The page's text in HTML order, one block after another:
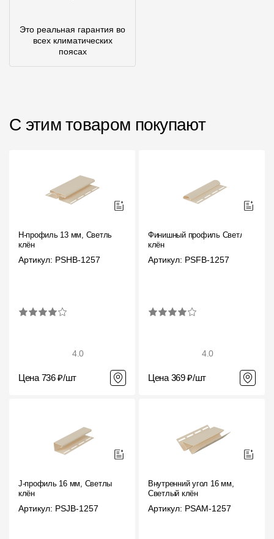
Это реальная гарантия во
всех климатических
поясах
С этим товаром покупают
H-профиль 13 мм, Светлый
клён
Артикул: PSHB-1257
4.0
Цена 736 ₽/шт
Финишный профиль Светлый
клён
Артикул: PSFB-1257
4.0
Цена 369 ₽/шт
J-профиль 16 мм, Светлый
клён
Артикул: PSJB-1257
Внутренний угол 16 мм,
Светлый клён
Артикул: PSAM-1257